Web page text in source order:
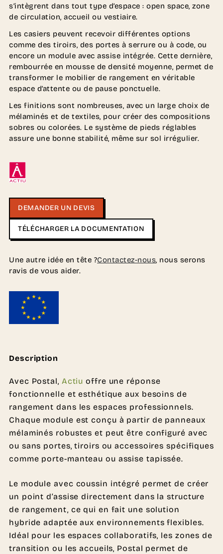
s’intègrent dans tout type d’espace : open space, zone
de circulation, accueil ou vestiaire.
Les casiers peuvent recevoir différentes options
comme des tiroirs, des portes à serrure ou à code, ou
encore un module avec assise intégrée. Cette dernière,
rembourrée en mousse de densité moyenne, permet de
transformer le mobilier de rangement en véritable
espace d’attente ou de pause ponctuelle.
Les finitions sont nombreuses, avec un large choix de
mélaminés et de textiles, pour créer des compositions
sobres ou colorées. Le système de pieds réglables
assure une bonne stabilité, même sur sol irrégulier.
DEMANDER UN DEVIS
TÉLÉCHARGER LA DOCUMENTATION
Une autre idée en tête ?Contactez-nous, nous serons
ravis de vous aider.
Description
Avec Postal, Actiu offre une réponse
fonctionnelle et esthétique aux besoins de
rangement dans les espaces professionnels.
Chaque module est conçu à partir de panneaux
mélaminés robustes et peut être configuré avec
ou sans portes, tiroirs ou accessoires spécifiques
comme porte-manteau ou assise tapissée.
Le module avec coussin intégré permet de créer
un point d’assise directement dans la structure
de rangement, ce qui en fait une solution
hybride adaptée aux environnements flexibles.
Idéal pour les espaces collaboratifs, les zones de
transition ou les accueils, Postal permet de